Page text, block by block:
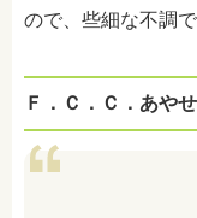
ので、些細な不調
Ｆ．Ｃ．Ｃ．あや